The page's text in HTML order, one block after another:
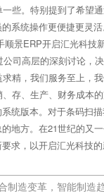
些。特别提到了希望
系统操作更便捷更灵活
顺景ERP开启汇光科技
司高层的深刻讨论，
精，我们服务至上，
存、生产、财务成本
统版本。对于条码扫
地方。在21世纪的又
求，以开启汇光科技
制造变革，智能制造